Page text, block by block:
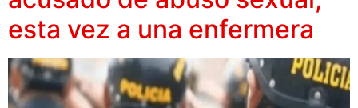
esta vez a una enfermera